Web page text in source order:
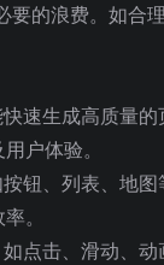
的浪费。如合
速生成高质量
户体验。
钮、列表、地
。
点击、滑动、